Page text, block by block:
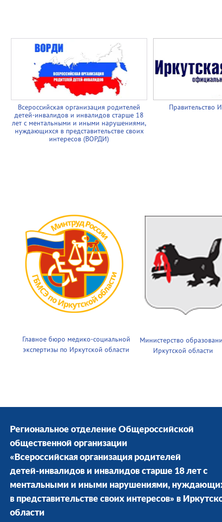
Всероссийская организация родителей
детей-инвалидов и инвалидов старше 18
лет с ментальными и иными нарушениями,
нуждающихся в представительстве своих
интересов (ВОРДИ)
Правительство
Главное бюро медико-социальной
экспертизы по Иркутской области
Министерство
Иркутской области
Региональное отделение Общероссийской
общественной организации
«Всероссийская организация родителей
детей-инвалидов и инвалидов старше 18 лет с
ментальными и иными нарушениями,
в представительстве своих интересов» в
области